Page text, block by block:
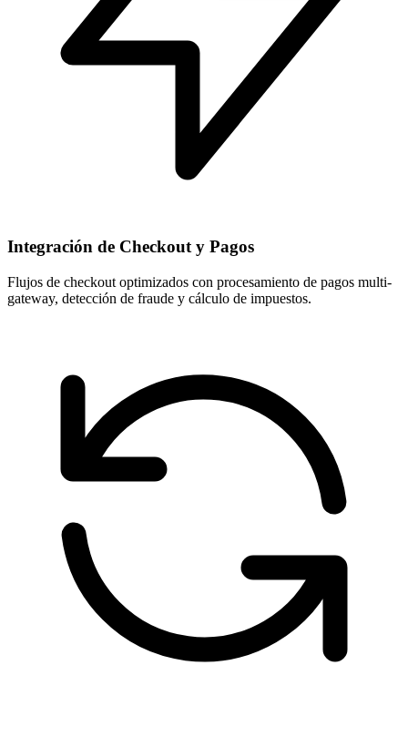
Integración de Checkout y Pagos
Flujos de checkout optimizados con procesamiento de pagos multi-
gateway, detección de fraude y cálculo de impuestos.